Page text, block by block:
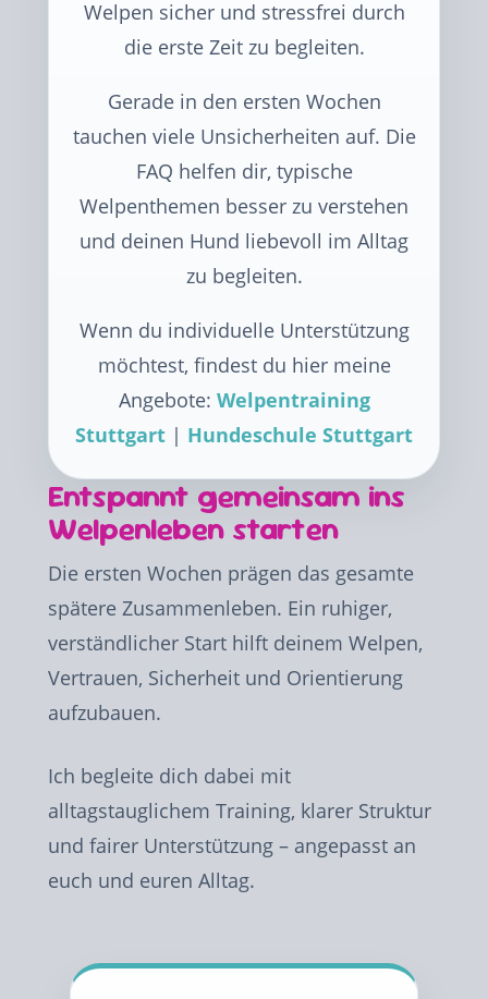
Welpen sicher und stressfrei durch
die erste Zeit zu begleiten.
Gerade in den ersten Wochen
tauchen viele Unsicherheiten auf. Die
FAQ helfen dir, typische
Welpenthemen besser zu verstehen
und deinen Hund liebevoll im Alltag
zu begleiten.
Wenn du individuelle Unterstützung
möchtest, findest du hier meine
Angebote: Welpentraining
Stuttgart | Hundeschule Stuttgart
Entspannt gemeinsam ins
Welpenleben starten
Die ersten Wochen prägen das gesamte
spätere Zusammenleben. Ein ruhiger,
verständlicher Start hilft deinem Welpen,
Vertrauen, Sicherheit und Orientierung
aufzubauen.
Ich begleite dich dabei mit
alltagstauglichem Training, klarer Struktur
und fairer Unterstützung – angepasst an
euch und euren Alltag.